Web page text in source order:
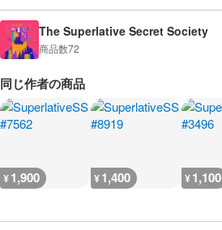
The Superlative Secret Society
商品数72
同じ作者の商品
¥1,900 ¥1,400 ¥1,100